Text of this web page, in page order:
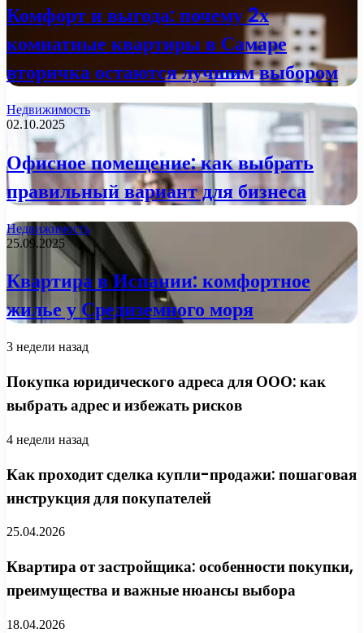
Комфорт и выгода: почему 2х
комнатные квартиры в Самаре
вторичка остаются лучшим выбором
Недвижимость
02.10.2025
Офисное помещение: как выбрать
правильный вариант для бизнеса
Недвижимость
25.09.2025
Квартира в Испании: комфортное
жилье у Средиземного моря
3 недели назад
Покупка юридического адреса для ООО: как
выбрать адрес и избежать рисков
4 недели назад
Как проходит сделка купли-продажи: пошаговая
инструкция для покупателей
25.04.2026
Квартира от застройщика: особенности покупки,
преимущества и важные нюансы выбора
18.04.2026